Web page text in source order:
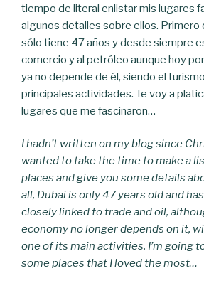
tiempo de literal enlistar mis lugares
algunos detalles sobre ellos. Primero
sólo tiene 47 años y desde siempre
comercio y al petróleo aunque hoy
ya no depende de él, siendo el
principales actividades. Te voy a
lugares que me fascinaron…
I hadn’t written on my blog since
wanted to take the time to make a
places and give you some details
all, Dubai is only 47 years old and
closely linked to trade and oil,
economy no longer depends on it,
one of its main activities. I’m going
some places that I loved the most…